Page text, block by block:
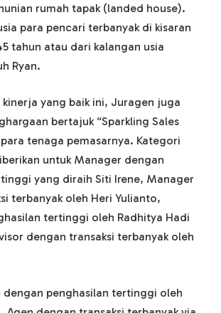
rumah tapak (landed house).
para pencari terbanyak di kisaran
tahun atau dari kalangan usia
Ryan.
yang baik ini, Juragen juga
bertajuk “Sparkling Sales
para tenaga pemasarnya. Kategori
untuk Manager dengan
yang diraih Siti Irene, Manager
terbanyak oleh Heri Yulianto,
tertinggi oleh Radhitya Hadi
dengan transaksi terbanyak oleh
dengan penghasilan tertinggi oleh